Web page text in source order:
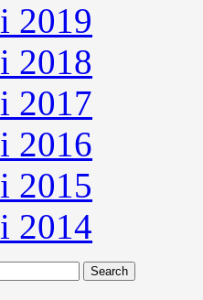
2019
2018
2017
2016
2015
2014